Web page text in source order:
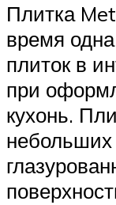
Плитка
время
плиток в
при
кухонь.
небольших